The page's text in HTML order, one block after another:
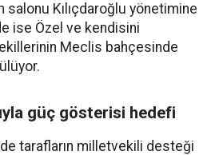
salonu Kılıçdaroğlu yönetimine
ise Özel ve kendisini
Meclis bahçesinde
güç gösterisi hedefi
tarafların milletvekili desteği